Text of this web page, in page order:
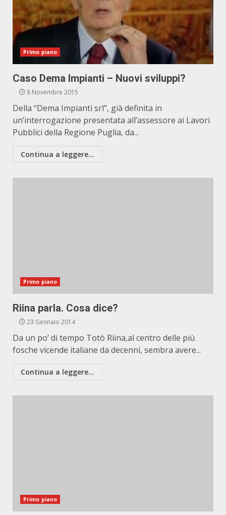
Primo piano
Caso Dema Impianti – Nuovi sviluppi?
8 Novembre 2015
Della “Dema Impianti srl”, già definita in
un’interrogazione presentata all’assessore ai Lavori
Pubblici della Regione Puglia, da...
Continua a leggere...
Primo piano
Riina parla. Cosa dice?
23 Gennaio 2014
Da un po’ di tempo Totò Riina,al centro delle più
fosche vicende italiane da decenni, sembra avere...
Continua a leggere...
Primo piano